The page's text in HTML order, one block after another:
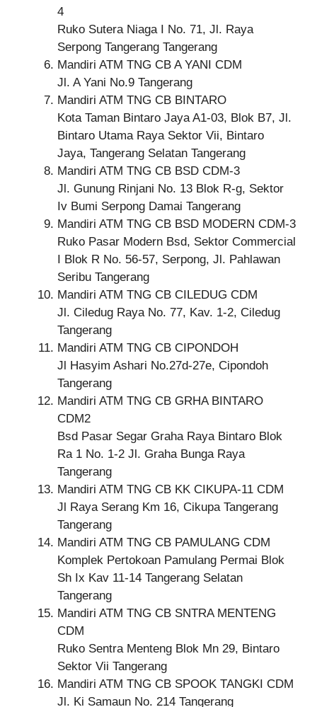
4
Ruko Sutera Niaga I No. 71, Jl. Raya
Serpong Tangerang Tangerang
Mandiri ATM TNG CB A YANI CDM
Jl. A Yani No.9 Tangerang
Mandiri ATM TNG CB BINTARO
Kota Taman Bintaro Jaya A1-03, Blok B7, Jl.
Bintaro Utama Raya Sektor Vii, Bintaro
Jaya, Tangerang Selatan Tangerang
Mandiri ATM TNG CB BSD CDM-3
Jl. Gunung Rinjani No. 13 Blok R-g, Sektor
Iv Bumi Serpong Damai Tangerang
Mandiri ATM TNG CB BSD MODERN CDM-3
Ruko Pasar Modern Bsd, Sektor Commercial
I Blok R No. 56-57, Serpong, Jl. Pahlawan
Seribu Tangerang
Mandiri ATM TNG CB CILEDUG CDM
Jl. Ciledug Raya No. 77, Kav. 1-2, Ciledug
Tangerang
Mandiri ATM TNG CB CIPONDOH
Jl Hasyim Ashari No.27d-27e, Cipondoh
Tangerang
Mandiri ATM TNG CB GRHA BINTARO
CDM2
Bsd Pasar Segar Graha Raya Bintaro Blok
Ra 1 No. 1-2 Jl. Graha Bunga Raya
Tangerang
Mandiri ATM TNG CB KK CIKUPA-11 CDM
Jl Raya Serang Km 16, Cikupa Tangerang
Tangerang
Mandiri ATM TNG CB PAMULANG CDM
Komplek Pertokoan Pamulang Permai Blok
Sh Ix Kav 11-14 Tangerang Selatan
Tangerang
Mandiri ATM TNG CB SNTRA MENTENG
CDM
Ruko Sentra Menteng Blok Mn 29, Bintaro
Sektor Vii Tangerang
Mandiri ATM TNG CB SPOOK TANGKI CDM
Jl. Ki Samaun No. 214 Tangerang